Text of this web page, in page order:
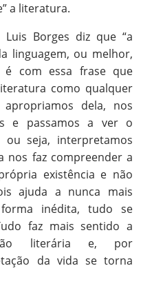
a literatura.
Borges diz que “a
linguagem, ou melhor,
é com essa frase que
como qualquer
dela, nos
e passamos a ver o
seja, interpretamos
nos faz compreender a
existência e não
ajuda a nunca mais
inédita, tudo se
faz mais sentido a
literária e, por
da vida se torna